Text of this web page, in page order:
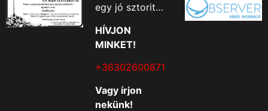
egy jó sztorit…
HÍVJON
MINKET!
+36302600871
Vagy írjon
nekünk!